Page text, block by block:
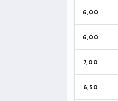
6,00
6,00
7,00
6,50